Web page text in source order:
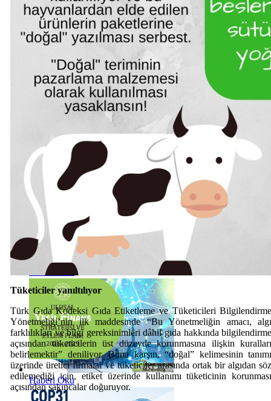
Haberi Oku
Haberi Oku
Haberi Oku
Tüketiciler yanıltılıyor
Türk Gıda Kodeksi Gıda Etiketleme ve Tüketicileri
Yönetmeliği’nin ilk maddesinde “Bu Yönetmeliğin amacı,
farklılıkları ve bilgi gereksinimleri dâhil gıda hakkında
açısından tüketicilerin üst düzeyde korunmasına ilişkin
belirlemektir” deniliyor. Buna karşın, “doğal” kelimesinin
üzerinde üretici firmalar ve tüketiciler arasında ortak bir algıdan
edilemediği için, etiket üzerinde kullanımı tüketicinin
açısından sakıncalar doğuruyor.